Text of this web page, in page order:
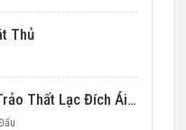
Thủ
Độ Thiệu Hoa - Tầm Trảo Thất Lạc Đích Ái Tình